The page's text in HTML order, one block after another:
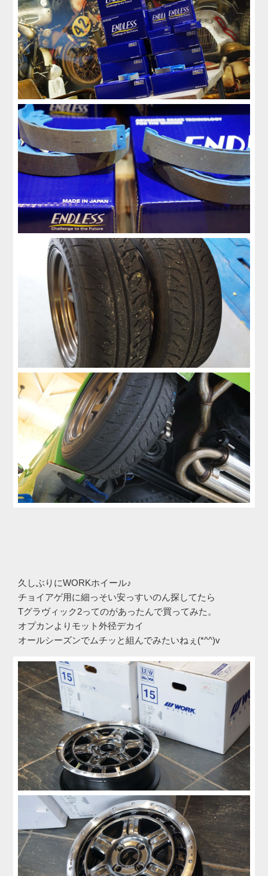
久しぶりにWORKホイール♪
チョイアゲ用に細っそい安っすいのん探してたら
Tグラヴィック2ってのがあったんで買ってみた。
オプカンよりモット外径デカイ
オールシーズンでムチッと組んでみたいねぇ(*^^)v